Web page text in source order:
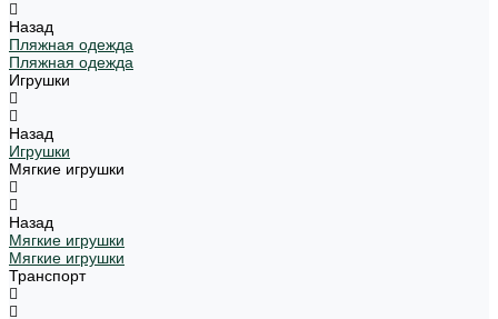
Назад
Пляжная одежда
Пляжная одежда
Игрушки
Назад
Игрушки
Мягкие игрушки
Назад
Мягкие игрушки
Мягкие игрушки
Транспорт